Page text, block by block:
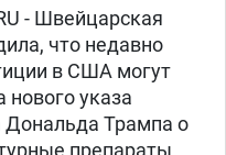
- Швейцарская
что недавно
в США могут
нового указа
Дональда Трампа о
препараты.